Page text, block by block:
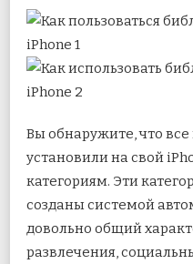
Вы обнаружите, что
установили на свой
категориям. Эти
созданы системой
довольно общий
развлечения,